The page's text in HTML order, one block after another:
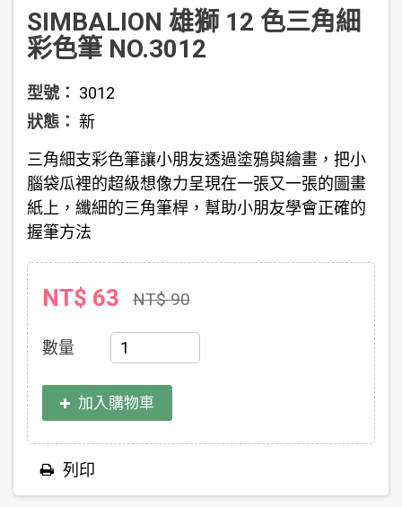
SIMBALION 雄獅 12 色三角細
彩色筆 NO.3012
型號： 3012
狀態： 新
三角細支彩色筆讓小朋友透過塗鴉與繪畫，把小
腦袋瓜裡的超級想像力呈現在一張又一張的圖畫
紙上，纖細的三角筆桿，幫助小朋友學會正確的
握筆方法
NT$ 63 NT$ 90
數量
加入購物車
列印